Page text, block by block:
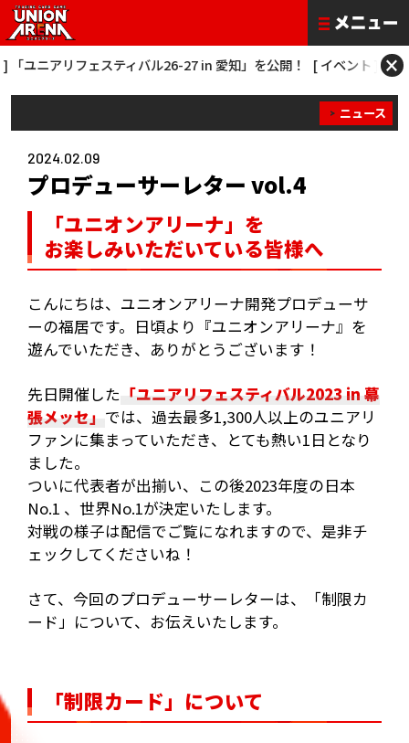
アリフェスティバル26-27 in 愛知」を公開！ [ イベント ] 「ONE ×
ニュース
2024.02.09
プロデューサーレター vol.4
「ユニオンアリーナ」を
お楽しみいただいている皆様へ
こんにちは、ユニオンアリーナ開発プロデューサ
ーの福居です。日頃より『ユニオンアリーナ』を
遊んでいただき、ありがとうございます！
先日開催した 「ユニアリフェスティバル2023 in 幕
張メッセ」 では、過去最多1,300人以上のユニアリ
ファンに集まっていただき、とても熱い1日となり
ました。
ついに代表者が出揃い、この後2023年度の日本
No.1 、世界No.1が決定いたします。
対戦の様子は配信でご覧になれますので、是非チ
ェックしてくださいね！
さて、今回のプロデューサーレターは、「制限カ
ード」について、お伝えいたします。
「制限カード」について